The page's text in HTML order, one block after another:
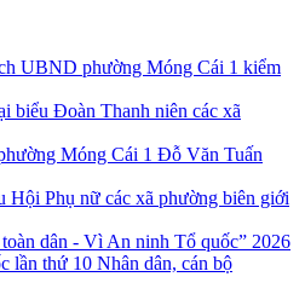
UBND phường Móng Cái 1 kiểm
biểu Đoàn Thanh niên các xã
Móng Cái 1 Đỗ Văn Tuấn
Hội Phụ nữ các xã phường biên giới
dân - Vì An ninh Tổ quốc” 2026
Nhân dân, cán bộ